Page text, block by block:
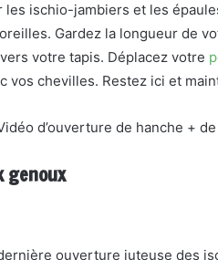
les ischio-jambiers et les
Gardez la longueur de
votre tapis. Déplacez votre
vos chevilles. Restez ici et
d’ouverture de hanche +
genoux
ouverture juteuse des